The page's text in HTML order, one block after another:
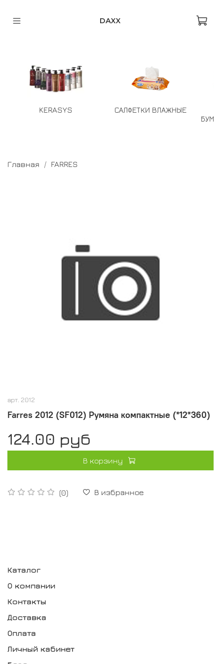
DAXX
KERASYS
САЛФЕТКИ ВЛАЖНЫЕ
Главная FARRES
арт. 2012
Farres 2012 (SF012) Румяна компактные (*12*360)
(0) В избранное
124.00 руб
В корзину
Каталог
О компании
Контакты
Доставка
Оплата
Личный кабинет